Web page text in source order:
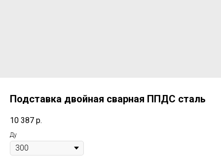
Подставка двойная сварная ППДС сталь
10 387 р.
Ду